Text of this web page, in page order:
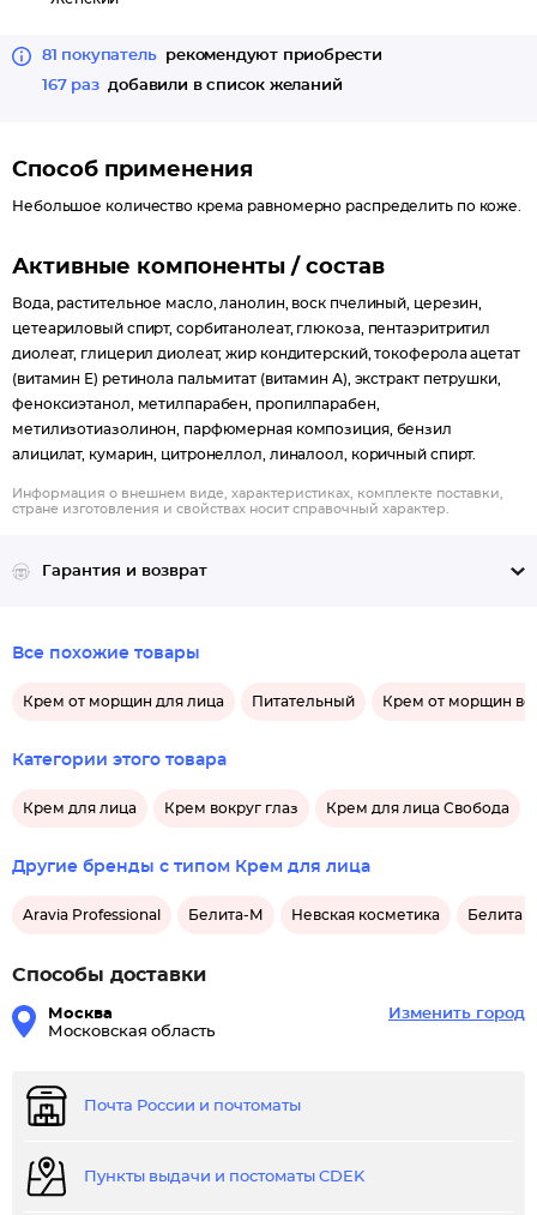
деятельность кожных структур.
Витамин Е - разглаживает морщины, нейтрализует свободные
81 покупатель
рекомендуют приобрести
167 раз добавили в список желаний
Способ применения
Небольшое количество крема равномерно распределить по коже.
Активные компоненты / состав
Вода, растительное масло, ланолин, воск пчелиный, церезин,
цетеариловый спирт, сорбитанолеат, глюкоза, пентаэритритил
диолеат, глицерил диолеат, жир кондитерский, токоферола ацетат
(витамин Е) ретинола пальмитат (витамин А), экстракт петрушки,
феноксиэтанол, метилпарабен, пропилпарабен,
метилизотиазолинон, парфюмерная композиция, бензил
алицилат, кумарин, цитронеллол, линалоол, коричный спирт.
Информация о внешнем виде, характеристиках, комплекте поставки,
стране изготовления и свойствах носит справочный характер.
Гарантия и возврат
Все похожие товары
Крем от морщин для лица Питательный Крем от морщин
Категории этого товара
Крем для лица Крем вокруг глаз Крем для лица Свобода
Другие бренды с типом Крем для лица
Aravia Professional Белита-М Невская косметика Белита -
Способы доставки
Москва
Московская область
Изменить город
Почта России и почтоматы
Пункты выдачи и постоматы CDEK